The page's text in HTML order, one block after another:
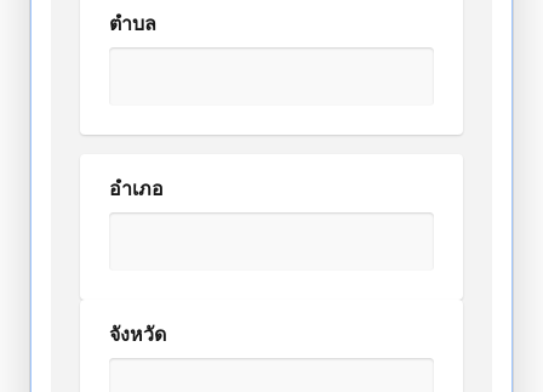
ตำบล
อำเภอ
จังหวัด